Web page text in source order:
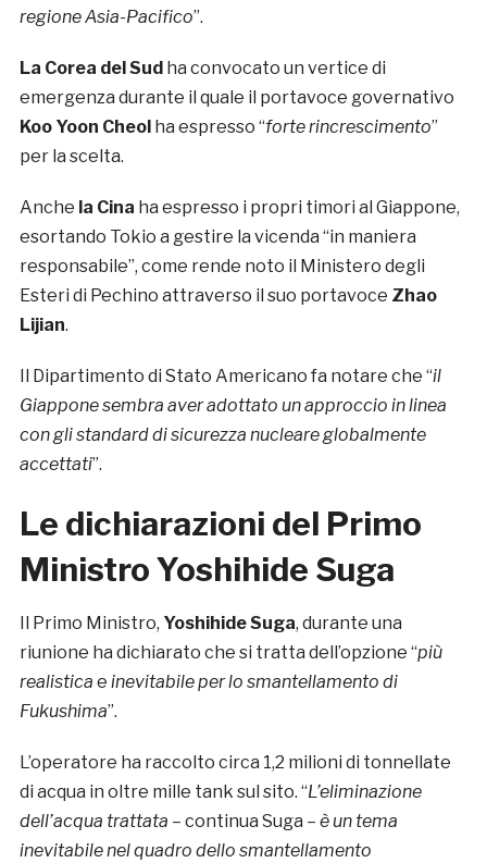
regione Asia-Pacifico”.
La Corea del Sud ha convocato un vertice di
emergenza durante il quale il portavoce governativo
Koo Yoon Cheol ha espresso “forte rincrescimento”
per la scelta.
Anche la Cina ha espresso i propri timori al Giappone,
esortando Tokio a gestire la vicenda “in maniera
responsabile”, come rende noto il Ministero degli
Esteri di Pechino attraverso il suo portavoce Zhao
Lijian.
Il Dipartimento di Stato Americano fa notare che “il
Giappone sembra aver adottato un approccio in linea
con gli standard di sicurezza nucleare globalmente
accettati”.
Le dichiarazioni del Primo
Ministro Yoshihide Suga
Il Primo Ministro, Yoshihide Suga, durante una
riunione ha dichiarato che si tratta dell’opzione “più
realistica e inevitabile per lo smantellamento di
Fukushima”.
L’operatore ha raccolto circa 1,2 milioni di tonnellate
di acqua in oltre mille tank sul sito. “L’eliminazione
dell’acqua trattata – continua Suga – è un tema
inevitabile nel quadro dello smantellamento